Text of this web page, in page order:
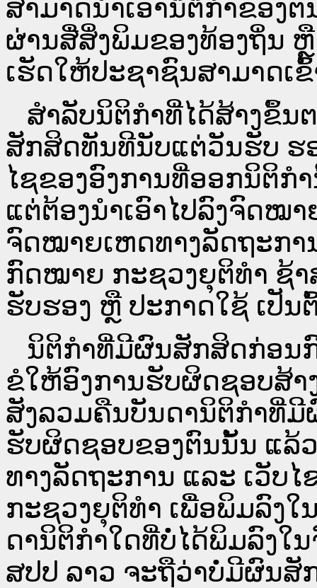
ສາມາດນຳເອົານິຕິກຳຂອງ
ຜ່ານ​ສື່ສິ່ງພິມຂອງທ້ອງຖິ່ນ
ເຮັດໃຫ້ປະຊາຊົນສາມາດເຂົ້
ສໍາລັບນິຕິກໍາທີ່ໄດ້ສ້າງຂຶ້ນ
ສັກສິດທັນທີນັບແຕ່ວັນຮັບ ຮ
ໄຊຂອງອົງການທີ່ອອກນິຕິ
ແຕ່ຕ້ອງນໍາເອົາໄປລົງຈົດໝ
ຈົດ​ໝາຍ​ເຫດ​ທາງ​ລັດ​ຖະ​ກ
ກົດໝາຍ ກະຊວງຍຸຕິທໍາ ຊ້
ຮັບຮອງ ຫຼື ປະກາດໃຊ້ ເປັນ
ນິ​ຕິ​ກຳ​ທີ່​ມີ​ຜົນ​ສັກ​ສິດ​ກ່ອນ​
ຂໍໃຫ້ອົງ​ການ​ຮັບ​ຜິດ​ຊອບ​ສ້າ
ສັງລວມຄືນບັນດານິຕິກໍາທີ່ມີ
ຮັບຜິດຊອບຂອງຕົນນັ້ນ ແລ້
ທາງ​ລັດ​ຖະ​ການ ແລະ ເວັບ
ກະຊວງຍຸຕິທໍາ ເພື່ອພິມລົງ
ດາ​ນິ​ຕິ​ກຳ​ໃດ​ທີ່ບໍ່​ໄດ້​ພິມ​ລົງ​ໃ
ສປ​ປ ລາວ ​ຈະຖື​ວ່າບໍ່​ມີ​ຜົນ​ສັ